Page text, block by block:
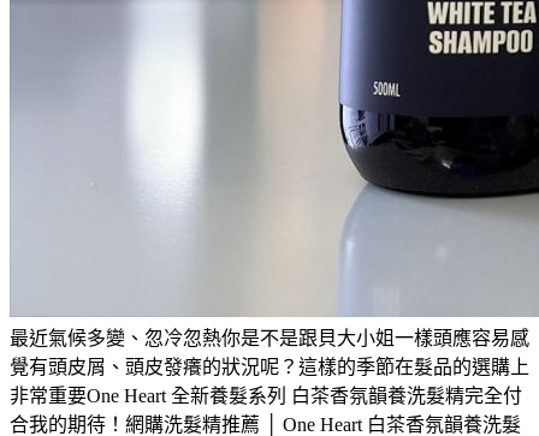
最近氣候多變、忽冷忽熱你是不是跟貝大小姐一樣頭應容易感
覺有頭皮屑、頭皮發癢的狀況呢？這樣的季節在髮品的選購上
非常重要One Heart 全新養髮系列 白茶香氛韻養洗髮精完全付
合我的期待！網購洗髮精推薦 │ One Heart 白茶香氛韻養洗髮